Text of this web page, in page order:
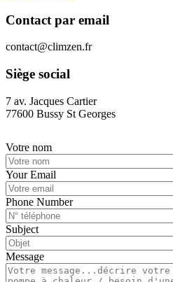
Contact par email
contact@climzen.fr
Siège social
7 av. Jacques Cartier
77600 Bussy St Georges
Votre nom
Your Email
Phone Number
Subject
Message